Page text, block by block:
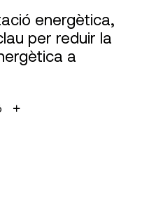
energètica,
per reduir la
a